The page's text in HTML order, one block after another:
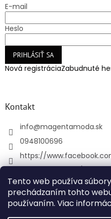
Tento web používa
prechádzaním tohto
používaním. Viac
E-mail
Heslo
PRIHLÁSIŤ SA
Nová registráciaZabudnuté
Kontakt
info@magentamoda.sk
0948100696
https://
+421948100696